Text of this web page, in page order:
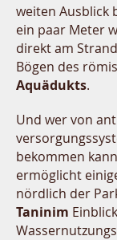
weiten Ausblick
ein paar Meter
direkt am
Bögen des
Aquädukts.
Und wer von
bekommen
ermöglicht
nördlich der
Taninim